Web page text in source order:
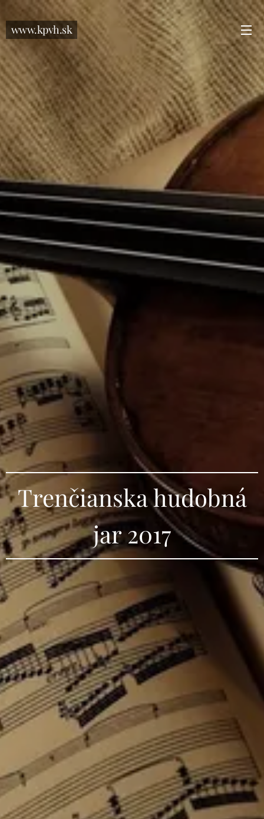
www.kpvh.sk
Trenčianska hudobná
jar 2017